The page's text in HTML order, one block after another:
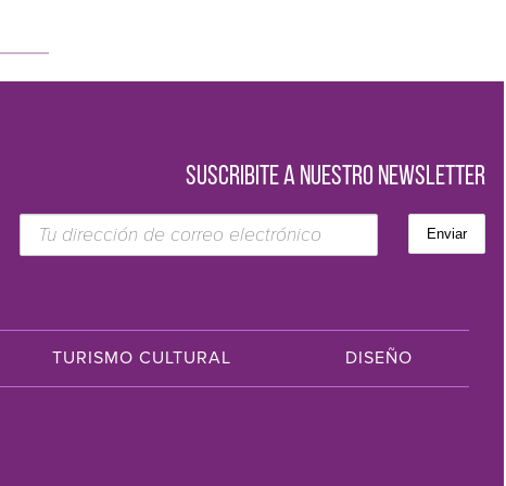
SUSCRIBITE A NUESTRO NEWSLETTER
TURISMO CULTURAL DISEÑO